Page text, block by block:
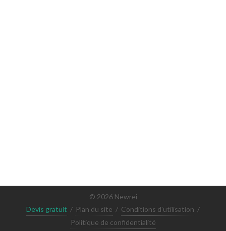
© 2026 Newrei
Devis gratuit / Plan du site / Conditions d'utilisation /
Politique de confidentialité